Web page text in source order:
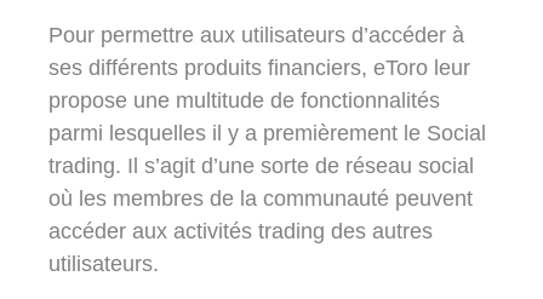
Pour permettre aux utilisateurs d’accéder à
ses différents produits financiers, eToro leur
propose une multitude de fonctionnalités
parmi lesquelles il y a premièrement le Social
trading. Il s’agit d’une sorte de réseau social
où les membres de la communauté peuvent
accéder aux activités trading des autres
utilisateurs.